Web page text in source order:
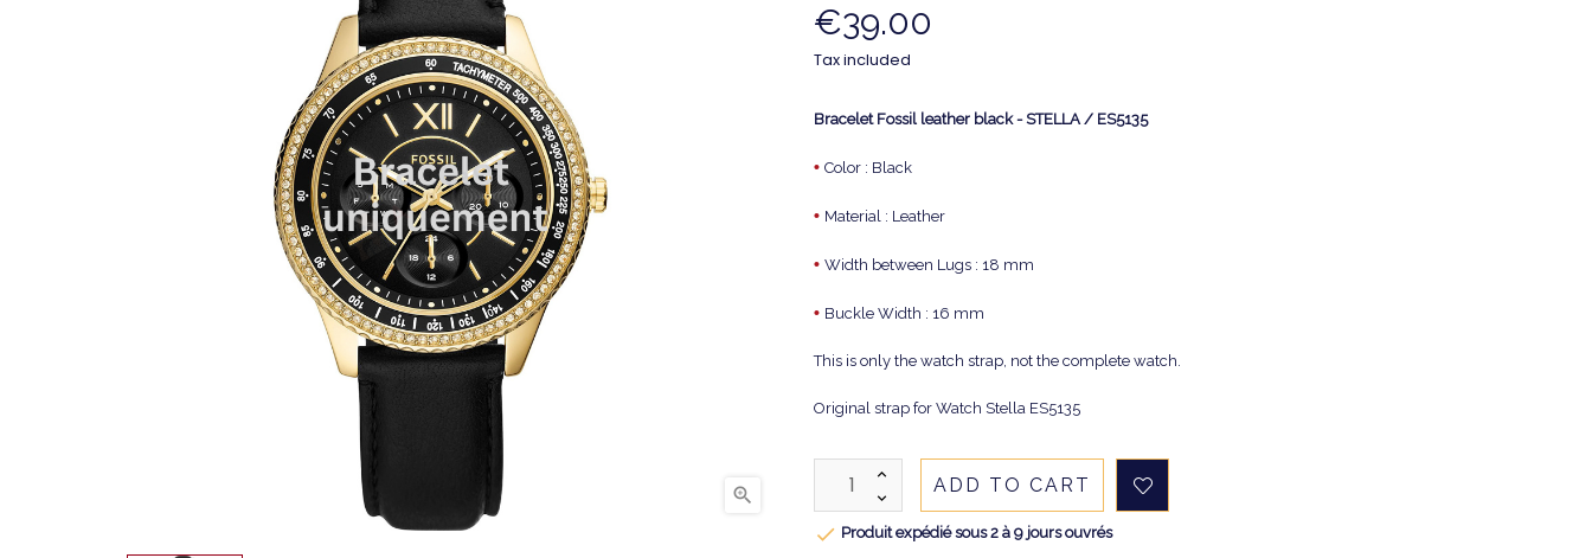

€39.00
Tax included
Bracelet Fossil leather black - STELLA / ES5135
• Color : Black
• Material : Leather
• Width between Lugs : 18 mm
• Buckle Width : 16 mm
This is only the watch strap, not the complete watch.
Original strap for Watch Stella ES5135
ADD TO CART
 Produit expédié sous 2 à 9 jours ouvrés